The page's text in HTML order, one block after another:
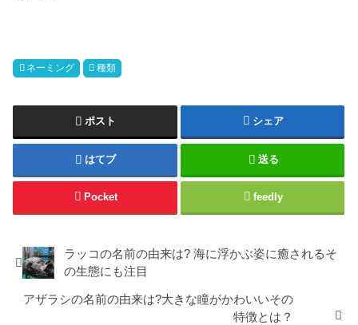
ネーミング 種類
ポスト シェア
はてブ 送る
Pocket feedly
ラッコの名前の由来は? 海に浮かぶ姿に癒されるそ
の生態にも注目
アザラシの名前の由来は?大きな瞳がかわいいその
特徴とは？